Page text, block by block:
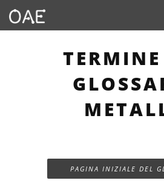
PAGINA INIZIALE DEL